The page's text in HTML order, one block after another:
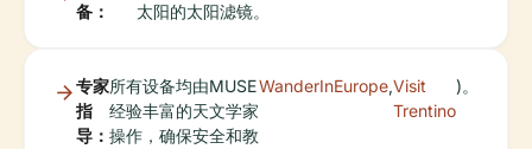
备：
太阳的太阳滤镜。
专家
指
导：
所有设备均由MUSE
经验丰富的天文学家
操作，确保安全和教
WanderInEurope,Visit
Trentino
)。